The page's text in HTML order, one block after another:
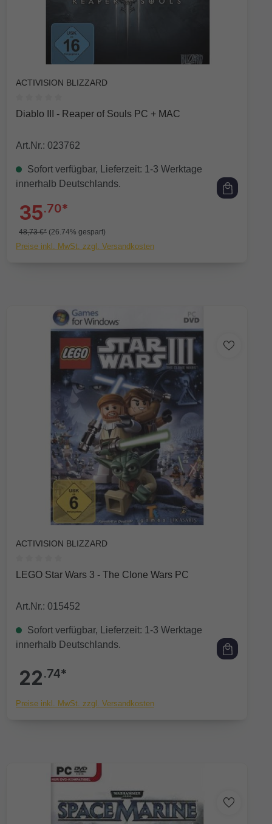
ACTIVISION BLIZZARD
Durchschnittliche Bewertung von 0 von 5 Sternen
Diablo III - Reaper of Souls PC + MAC
Art.Nr.: 023762
Sofort verfügbar, Lieferzeit: 1-3 Werktage
innerhalb Deutschlands.
35.70*
48,73 €* (26.74% gespart)
Preise inkl. MwSt. zzgl. Versandkosten
ACTIVISION BLIZZARD
Durchschnittliche Bewertung von 0 von 5 Sternen
LEGO Star Wars 3 - The Clone Wars PC
Art.Nr.: 015452
Sofort verfügbar, Lieferzeit: 1-3 Werktage
innerhalb Deutschlands.
22.74*
Preise inkl. MwSt. zzgl. Versandkosten